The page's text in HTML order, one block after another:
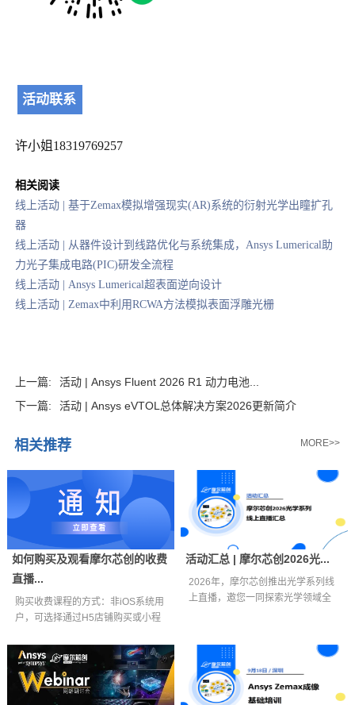
活动联系
许小姐18319769257
相关阅读
线上活动 | 基于Zemax模拟增强现实(AR)系统的衍射光学出瞳扩孔
器
线上活动 | 从器件设计到线路优化与系统集成，Ansys Lumerical助
力光子集成电路(PIC)研发全流程
线上活动 | Ansys Lumerical超表面逆向设计
线上活动 | Zemax中利用RCWA方法模拟表面浮雕光栅
上一篇:
活动 | Ansys Fluent 2026 R1 动力电池...
下一篇:
活动 | Ansys eVTOL总体解决方案2026更新简介
相关推荐 MORE>>
如何购买及观看摩尔芯创的收费
直播...
购买收费课程的方式：非iOS系统用
户，可选择通过H5店铺购买或小程
活动汇总 | 摩尔芯创2026光...
2026年，摩尔芯创推出光学系列线
上直播，邀您一同探索光学领域全